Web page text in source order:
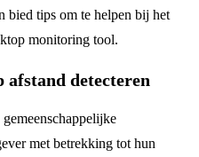
bied tips om te helpen bij het
monitoring tool.
afstand detecteren
met betrekking tot hun